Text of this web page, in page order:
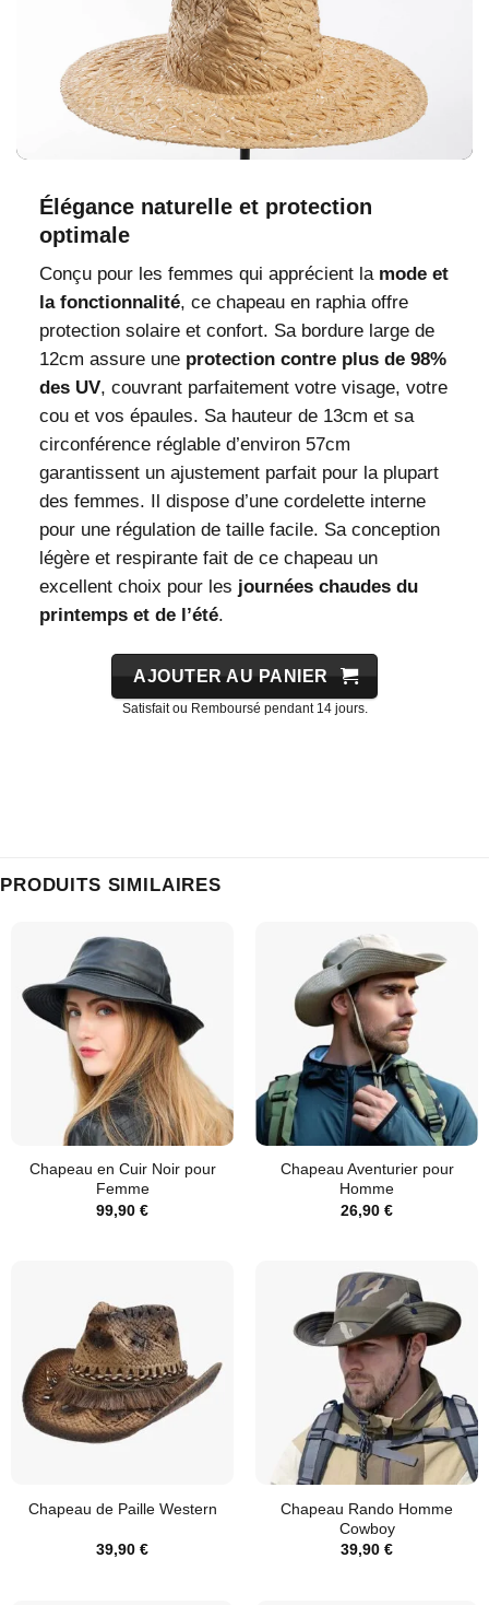
Élégance naturelle et protection
optimale
Conçu pour les femmes qui apprécient la mode et
la fonctionnalité, ce chapeau en raphia offre
protection solaire et confort. Sa bordure large de
12cm assure une protection contre plus de 98%
des UV, couvrant parfaitement votre visage, votre
cou et vos épaules. Sa hauteur de 13cm et sa
circonférence réglable d’environ 57cm
garantissent un ajustement parfait pour la plupart
des femmes. Il dispose d’une cordelette interne
pour une régulation de taille facile. Sa conception
légère et respirante fait de ce chapeau un
excellent choix pour les journées chaudes du
printemps et de l’été.
AJOUTER AU PANIER
Satisfait ou Remboursé pendant 14 jours.
PRODUITS SIMILAIRES
Chapeau en Cuir Noir pour
Femme
99,90 €
Chapeau Aventurier pour
Homme
26,90 €
Chapeau de Paille Western
39,90 €
Chapeau Rando Homme
Cowboy
39,90 €